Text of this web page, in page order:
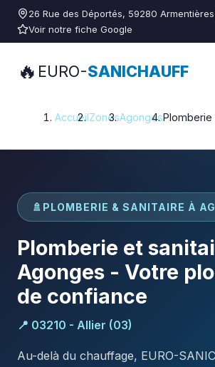
26 Rue des Déportés, 59280 Armentières
Voir notre fiche Google
🔥 EURO-SANICHAUFF
AccueilZonesAgongesPlomberie
🚿 PLOMBERIE & SANITAIRE À
Plomberie et
Agonges - Votre
de confiance
📍 03210 - Allier (03)
Au-delà du chauffage, EURO-